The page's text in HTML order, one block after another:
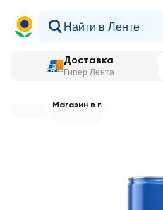
Доставка
Гипер Лента
Магазин в г.